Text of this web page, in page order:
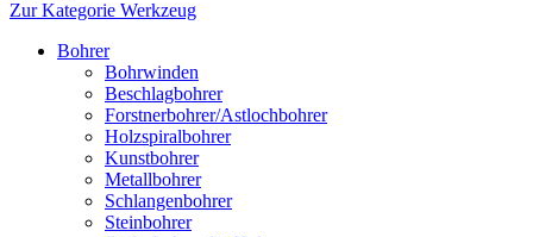
Zur Kategorie Werkzeug
Bohrer
Bohrwinden
Beschlagbohrer
Forstnerbohrer/Astlochbohrer
Holzspiralbohrer
Kunstbohrer
Metallbohrer
Schlangenbohrer
Steinbohrer